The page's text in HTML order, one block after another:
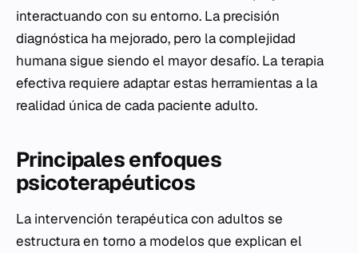
interactuando con su entorno. La precisión
diagnóstica ha mejorado, pero la complejidad
humana sigue siendo el mayor desafío. La terapia
efectiva requiere adaptar estas herramientas a la
realidad única de cada paciente adulto.
Principales enfoques
psicoterapéuticos
La intervención terapéutica con adultos se
estructura en torno a modelos que explican el